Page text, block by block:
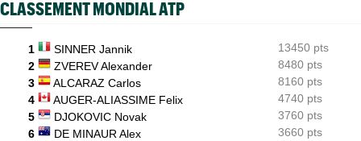
ATP / WTA
07:35
ATP - Montréal
Joao Fonseca a taquiné Djokovic : "Il dit ça parce qu'il vieillit"
07:10
ATP - Montréal
Alexander Zverev s'est raté : "Le pire match de ma saison"
CLASSEMENT MONDIAL ATP
1 SINNER Jannik
13450 pts
2
ZVEREV Alexander
8480 pts
3
ALCARAZ Carlos
8160 pts
4
AUGER-ALIASSIME Felix
4740 pts
5
DJOKOVIC Novak
3760 pts
6
DE MINAUR Alex
3660 pts